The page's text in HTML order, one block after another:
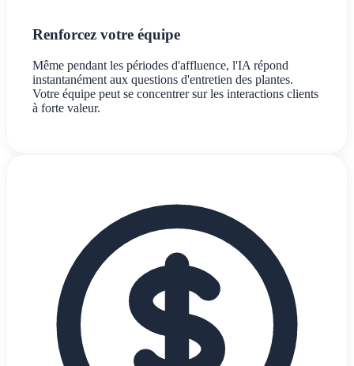
Renforcez votre équipe
Même pendant les périodes d'affluence, l'IA répond
instantanément aux questions d'entretien des plantes.
Votre équipe peut se concentrer sur les interactions clients
à forte valeur.